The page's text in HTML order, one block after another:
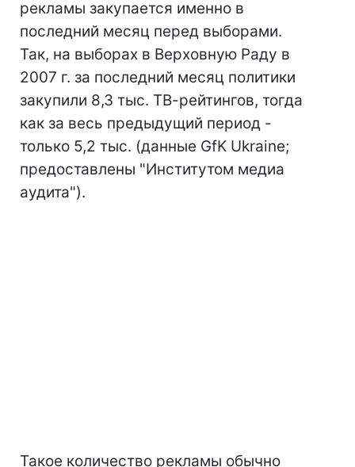
рекламы закупается именно в
последний месяц перед выборами.
Так, на выборах в Верховную Раду в
2007 г. за последний месяц политики
закупили 8,3 тыс. ТВ-рейтингов, тогда
как за весь предыдущий период -
только 5,2 тыс. (данные GfK Ukraine;
предоставлены "Институтом медиа
аудита").
Такое количество рекламы обычно